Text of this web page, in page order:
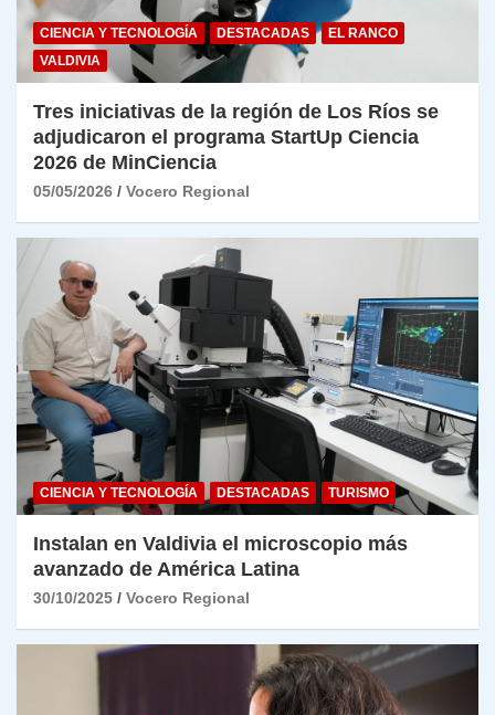
CIENCIA Y TECNOLOGÍA DESTACADAS
EL RANCO
VALDIVIA
Tres iniciativas de la región de Los Ríos se
adjudicaron el programa StartUp Ciencia
2026 de MinCiencia
05/05/2026 Vocero Regional
CIENCIA Y TECNOLOGÍA DESTACADAS TURISMO
Instalan en Valdivia el microscopio más
avanzado de América Latina
30/10/2025 Vocero Regional